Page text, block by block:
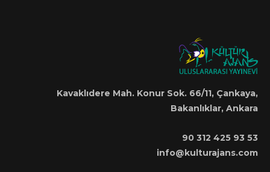
Kavaklıdere Mah. Konur Sok. 66/11, Çankaya,
Bakanlıklar, Ankara
90 312 425 93 53
info@kulturajans.com